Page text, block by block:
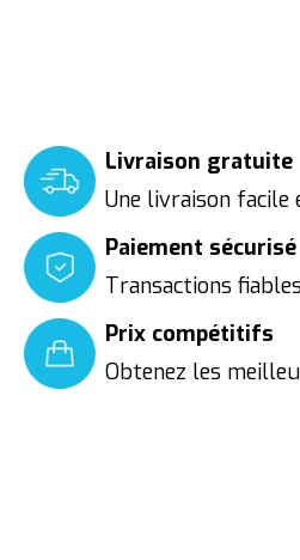
Livraison gratuite
Une livraison facile
Paiement sécurisé
Transactions
Prix compétitifs
Obtenez les